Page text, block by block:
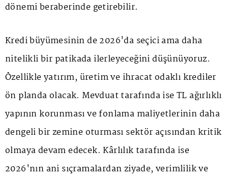
dönemi beraberinde getirebilir.
Kredi büyümesinin de 2026'da seçici ama daha
nitelikli bir patikada ilerleyeceğini düşünüyoruz.
Özellikle yatırım, üretim ve ihracat odaklı krediler
ön planda olacak. Mevduat tarafında ise TL ağırlıklı
yapının korunması ve fonlama maliyetlerinin daha
dengeli bir zemine oturması sektör açısından kritik
olmaya devam edecek. Kârlılık tarafında ise
2026'nın ani sıçramalardan ziyade, verimlilik ve